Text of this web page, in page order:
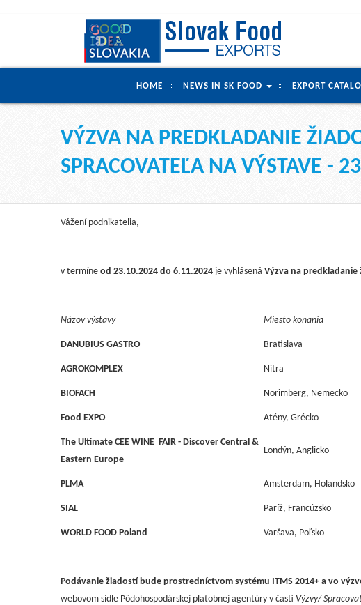
HOME NEWS IN SK FOOD EXPORT
VÝZVA NA PREDKLADANIE
SPRACOVATEĽA NA VÝSTAVE -
Vážení podnikatelia,
v termíne od 23.10.2024 do 6.11.2024 je vyhlásená Výzva na
Názov výstavy Miesto konania
DANUBIUS GASTRO Bratislava
AGROKOMPLEX Nitra
BIOFACH Norimberg, Nemecko
Food EXPO Atény, Grécko
The Ultimate CEE WINE FAIR - Discover Central &
Eastern Europe
Londýn, Anglicko
PLMA Amsterdam, Holandsko
SIAL Paríž, Francúzsko
WORLD FOOD Poland Varšava, Poľsko
Podávanie žiadostí bude prostredníctvom systému ITMS 2014+ a vo
webovom sídle Pôdohospodárskej platobnej agentúry v časti Výzvy/